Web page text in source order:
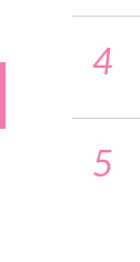
4
5